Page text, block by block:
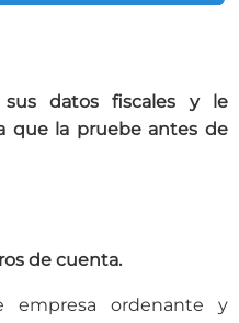
datos fiscales y le
que la pruebe antes de
de cuenta.
empresa ordenante y